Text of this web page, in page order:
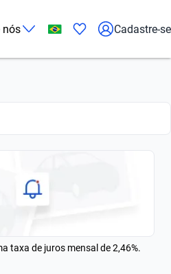
nós Cadastre-se
taxa de juros mensal de 2,46%.